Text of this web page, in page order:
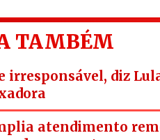
TAMBÉM
irresponsável, diz
atendimento